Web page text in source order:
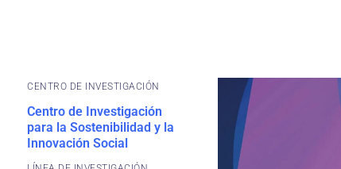
CENTRO DE INVESTIGACIÓN
Centro de Investigación
para la Sostenibilidad y la
Innovación Social